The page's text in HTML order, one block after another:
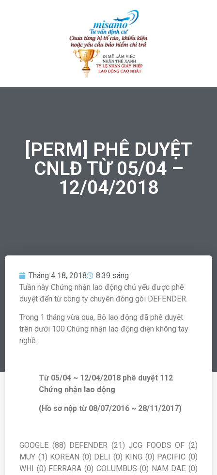
[PERM] PHÊ DUYỆT
CNLĐ TỪ 05/04 –
12/04/2018
Tháng 4 18, 2018
8:39 sáng
Tuần này Chứng nhận lao động chủ yếu được phê
duyệt đến từ công ty chuyên đóng gói DEFENDER.
Trong 1 tháng vừa qua, Bộ lao động đã phê duyệt
trên dưới 100 Chứng nhận lao động diện không tay
nghề.
Từ 05/04 ~ 12/04/2018 phê duyệt 112
Chứng nhận lao động
(Hồ sơ nộp từ 08/07/2016 ~ 28/11/2017)
GOOGLE (88) DEFENDER (21) JCG FOODS OF (2)
MUY (1) KOREAN (0) DELI (0) KING (0) PACIFIC (0)
WHI (0) FERRARA (0) COLUMBUS (0) NAM DAE (0)